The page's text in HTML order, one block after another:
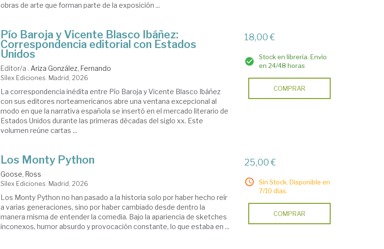
obras de arte que forman parte de la exposición ...
Pío Baroja y Vicente Blasco Ibáñez:
Correspondencia editorial con Estados
Unidos
Editor/a . Ariza González, Fernando
Sílex Ediciones. Madrid, 2026
La correspondencia inédita entre Pío Baroja y Vicente Blasco Ibáñez
con sus editores norteamericanos abre una ventana excepcional al
modo en que la narrativa española se insertó en el mercado literario de
Estados Unidos durante las primeras décadas del siglo xx. Este
volumen reúne cartas ...
18,00 €
Stock en librería. Envío
en 24/48 horas
COMPRAR
Los Monty Python
Goose, Ross
Sílex Ediciones. Madrid, 2026
Los Monty Python no han pasado a la historia solo por haber hecho reír
a varias generaciones, sino por haber cambiado desde dentro la
manera misma de entender la comedia. Bajo la apariencia de sketches
inconexos, humor absurdo y provocación constante, lo que estaba en ...
25,00 €
Sin Stock. Disponible en
7/10 días.
COMPRAR